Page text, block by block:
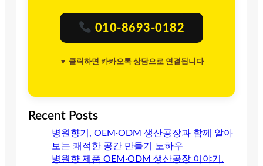
010-8693-0182
▼ 클릭하면 카카오톡 상담으로 연결됩니다
Recent Posts
병원향기, OEM·ODM 생산공장과 함께 알아
보는 쾌적한 공간 만들기 노하우
병원향 제품 OEM·ODM 생산공장 이야기.